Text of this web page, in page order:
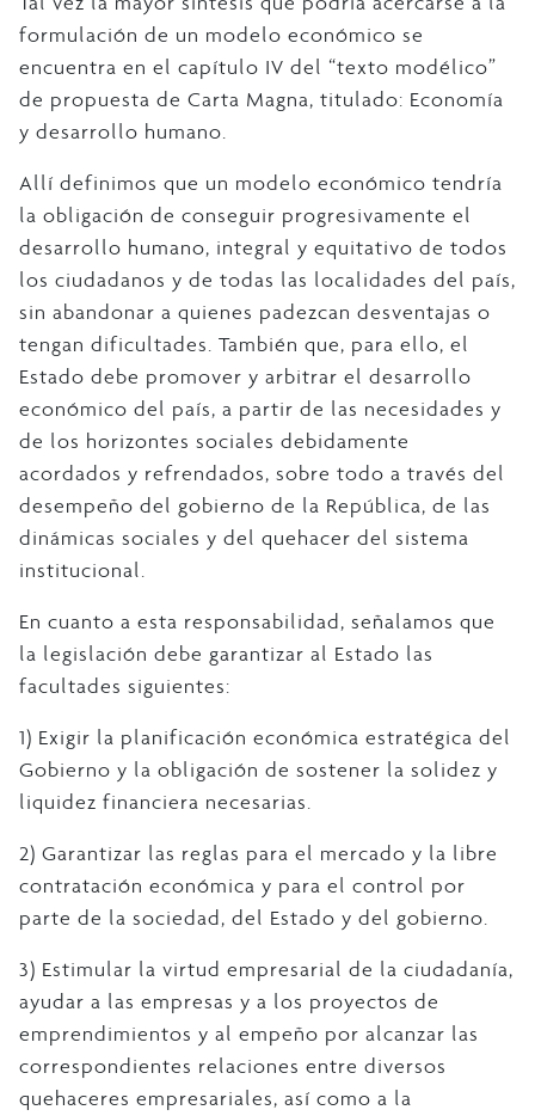
formulación de un modelo económico se
encuentra en el capítulo IV del “texto modélico”
de propuesta de Carta Magna, titulado: Economía
y desarrollo humano.
Allí definimos que un modelo económico tendría
la obligación de conseguir progresivamente el
desarrollo humano, integral y equitativo de todos
los ciudadanos y de todas las localidades del país,
sin abandonar a quienes padezcan desventajas o
tengan dificultades. También que, para ello, el
Estado debe promover y arbitrar el desarrollo
económico del país, a partir de las necesidades y
de los horizontes sociales debidamente
acordados y refrendados, sobre todo a través del
desempeño del gobierno de la República, de las
dinámicas sociales y del quehacer del sistema
institucional.
En cuanto a esta responsabilidad, señalamos que
la legislación debe garantizar al Estado las
facultades siguientes:
1) Exigir la planificación económica estratégica del
Gobierno y la obligación de sostener la solidez y
liquidez financiera necesarias.
2) Garantizar las reglas para el mercado y la libre
contratación económica y para el control por
parte de la sociedad, del Estado y del gobierno.
3) Estimular la virtud empresarial de la ciudadanía,
ayudar a las empresas y a los proyectos de
emprendimientos y al empeño por alcanzar las
correspondientes relaciones entre diversos
quehaceres empresariales, así como a la